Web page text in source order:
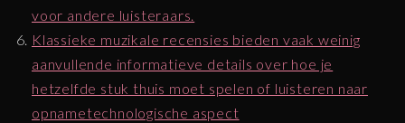
voor andere luisteraars.
Klassieke muzikale recensies bieden vaak weinig
aanvullende informatieve details over hoe je
hetzelfde stuk thuis moet spelen of luisteren naar
opnametechnologische aspect